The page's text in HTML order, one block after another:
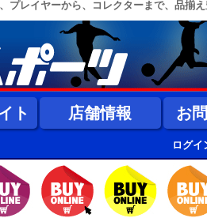
レイヤーから、コレクターまで、品揃
ト 店舗情報 お
ログイ